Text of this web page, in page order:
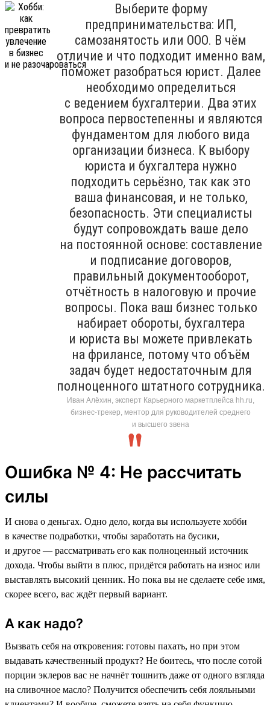
Выберите форму
предпринимательства: ИП,
самозанятость или ООО. В чём
отличие и что подходит именно вам,
поможет разобраться юрист. Далее
необходимо определиться
с ведением бухгалтерии. Два этих
вопроса первостепенны и являются
фундаментом для любого вида
организации бизнеса. К выбору
юриста и бухгалтера нужно
подходить серьёзно, так как это
ваша финансовая, и не только,
безопасность. Эти специалисты
будут сопровождать ваше дело
на постоянной основе: составление
и подписание договоров,
правильный документооборот,
отчётность в налоговую и прочие
вопросы. Пока ваш бизнес только
набирает обороты, бухгалтера
и юриста вы можете привлекать
на фрилансе, потому что объём
задач будет недостаточным для
полноценного штатного сотрудника.
Иван Алёхин, эксперт Карьерного маркетплейса hh.ru,
бизнес-трекер, ментор для руководителей среднего
и высшего звена
Ошибка № 4: Не рассчитать
силы
И снова о деньгах. Одно дело, когда вы используете хобби
в качестве подработки, чтобы заработать на бусики,
и другое — рассматривать его как полноценный источник
дохода. Чтобы выйти в плюс, придётся работать на износ или
выставлять высокий ценник. Но пока вы не сделаете себе имя,
скорее всего, вас ждёт первый вариант.
А как надо?
Вызвать себя на откровения: готовы пахать, но при этом
выдавать качественный продукт? Не боитесь, что после сотой
порции эклеров вас не начнёт тошнить даже от одного взгляда
на сливочное масло? Получится обеспечить себя лояльными